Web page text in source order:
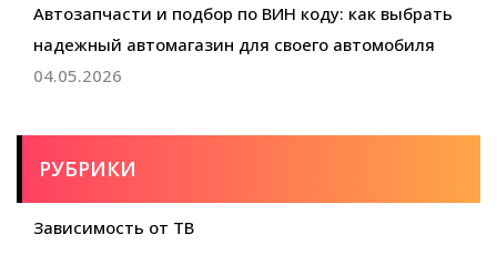
Автозапчасти и подбор по ВИН коду: как выбрать
надежный автомагазин для своего автомобиля
04.05.2026
РУБРИКИ
Зависимость от ТВ